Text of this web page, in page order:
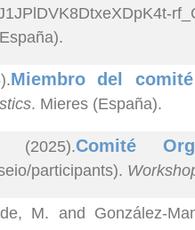
Miembro del
. Mieres (España).
(2025).Comité
participants).
M. and González-